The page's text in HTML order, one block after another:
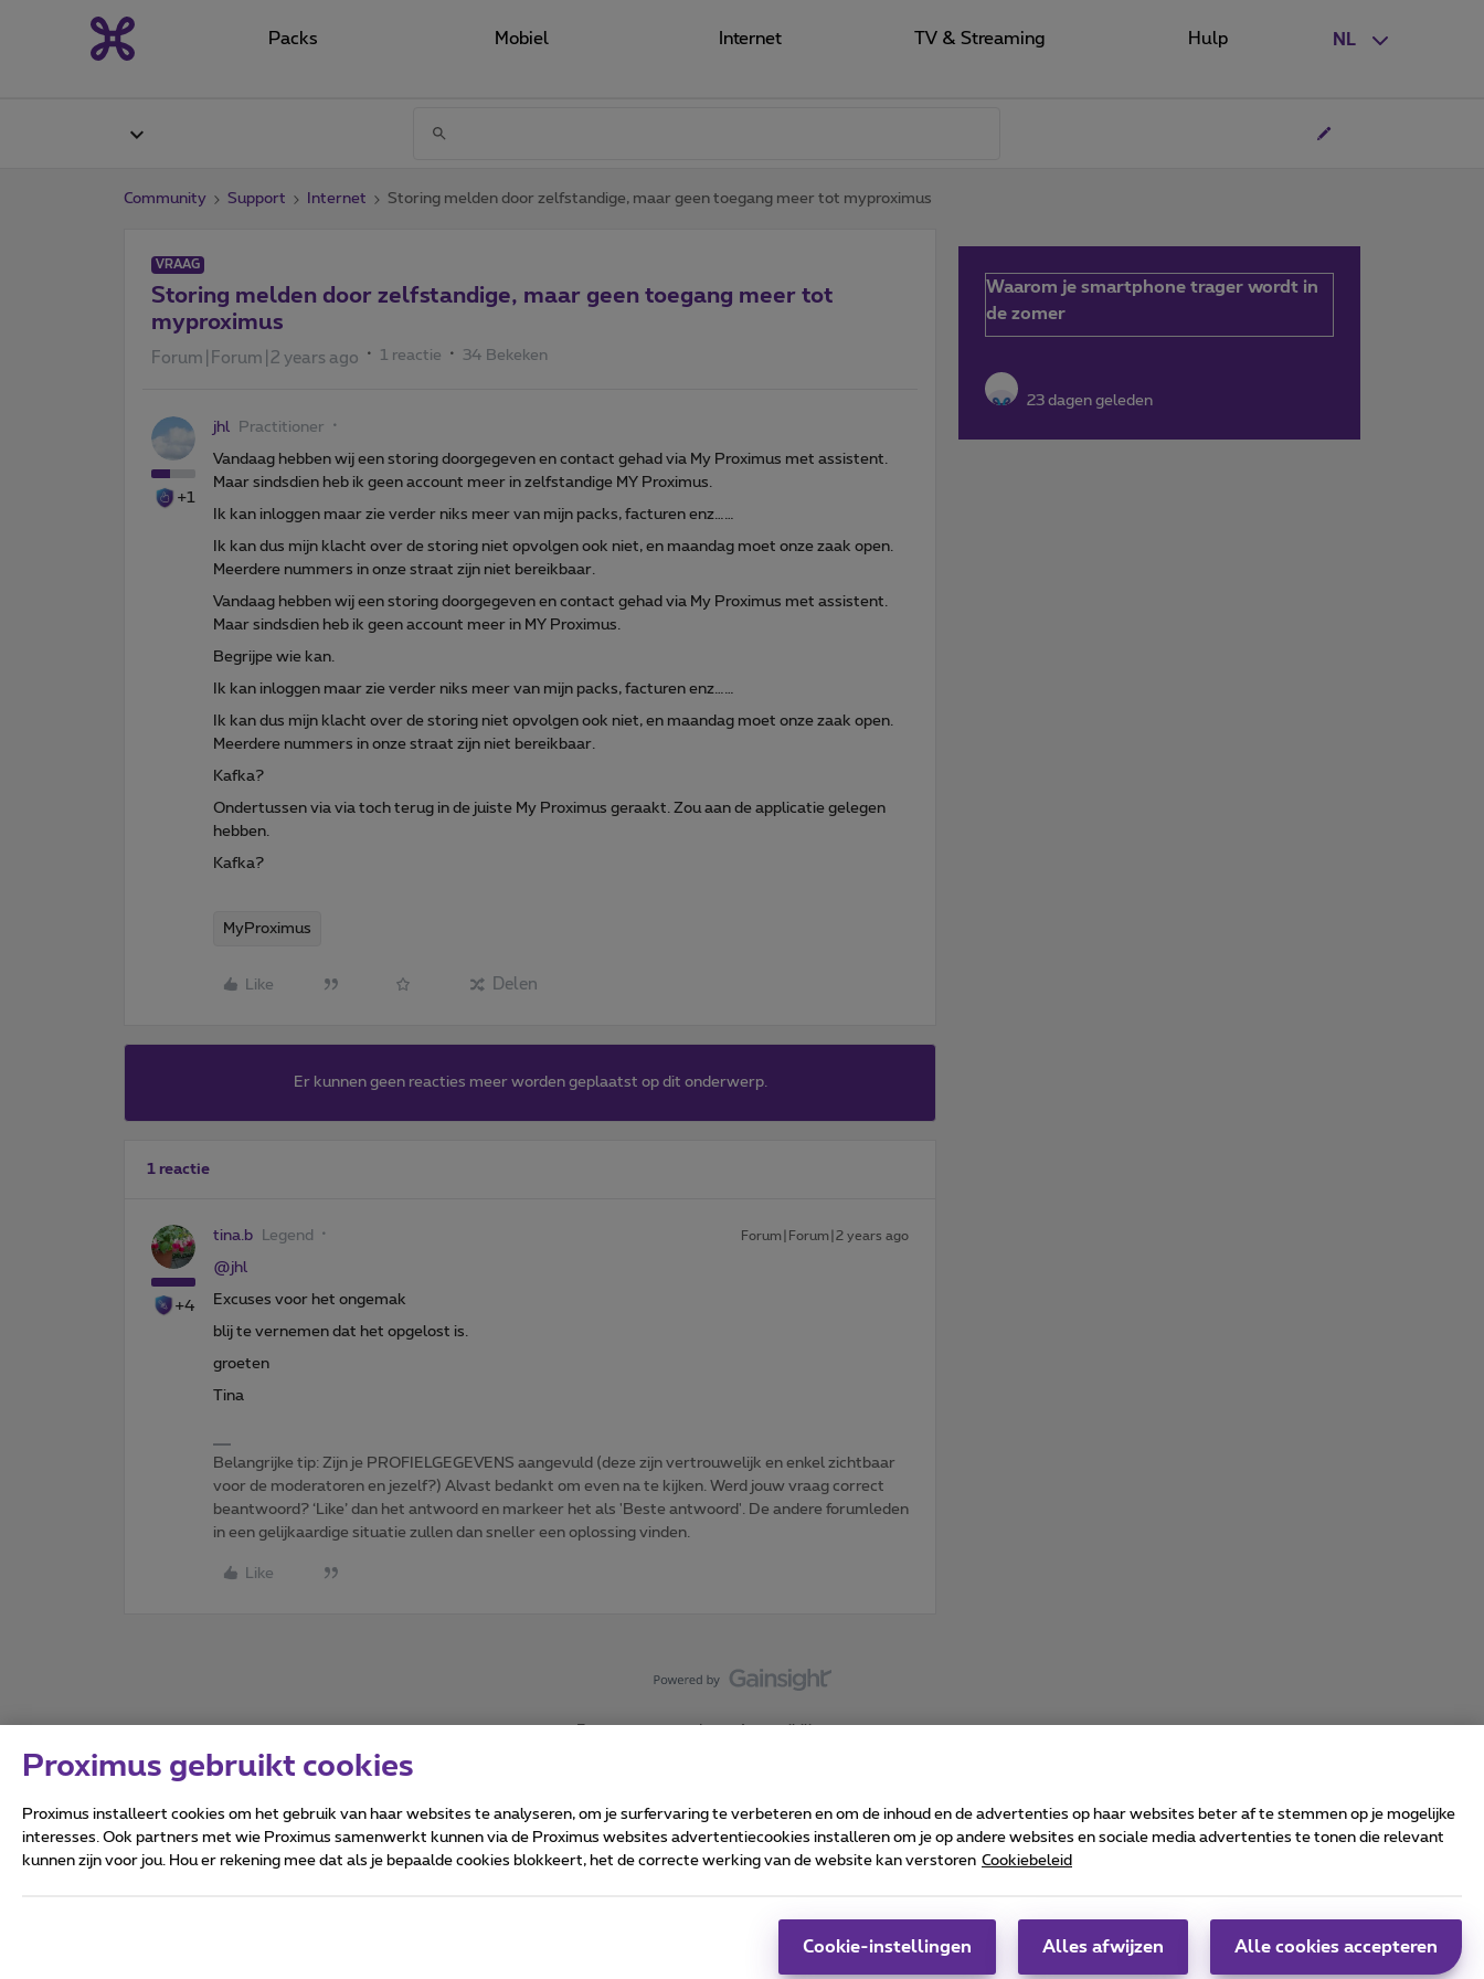
NL
Packs Mobiel Internet TV & Streaming Hulp
Community Support Internet Storing melden door zelfstandige, maar geen toegang meer tot myproximus
VRAAG
Storing melden door zelfstandige, maar geen toegang meer tot
myproximus
Forum|Forum|2 years ago 1 reactie 34 Bekeken
+1
jhl Practitioner
Vandaag hebben wij een storing doorgegeven en contact gehad via My Proximus met assistent.
Maar sindsdien heb ik geen account meer in zelfstandige MY Proximus.
Ik kan inloggen maar zie verder niks meer van mijn packs, facturen enz……
Ik kan dus mijn klacht over de storing niet opvolgen ook niet, en maandag moet onze zaak open.
Meerdere nummers in onze straat zijn niet bereikbaar.
Vandaag hebben wij een storing doorgegeven en contact gehad via My Proximus met assistent.
Maar sindsdien heb ik geen account meer in MY Proximus.
Begrijpe wie kan.
Ik kan inloggen maar zie verder niks meer van mijn packs, facturen enz……
Ik kan dus mijn klacht over de storing niet opvolgen ook niet, en maandag moet onze zaak open.
Meerdere nummers in onze straat zijn niet bereikbaar.
Kafka?
Ondertussen via via toch terug in de juiste My Proximus geraakt. Zou aan de applicatie gelegen
hebben.
Kafka?
MyProximus
Like Delen
Er kunnen geen reacties meer worden geplaatst op dit onderwerp.
1 reactie
+4
tina.b Legend Forum|Forum|2 years ago
@jhl
Excuses voor het ongemak
blij te vernemen dat het opgelost is.
groeten
Tina
Belangrijke tip: Zijn je PROFIELGEGEVENS aangevuld (deze zijn vertrouwelijk en enkel zichtbaar
voor de moderatoren en jezelf?) Alvast bedankt om even na te kijken. Werd jouw vraag correct
beantwoord? ‘Like’ dan het antwoord en markeer het als 'Beste antwoord'. De andere forumleden
in een gelijkaardige situatie zullen dan sneller een oplossing vinden.
Like
Waarom je smartphone trager wordt in
de zomer
23 dagen geleden
Forumvoorwaarden Accessibility statement
Alle rechten voorbehouden. ©2026Proximus
Carrier & Wholesale Solutions
Proximus Group
| Telindus
Proximus gebruikt cookies
Proximus installeert cookies om het gebruik van haar websites te analyseren, om je surfervaring te verbeteren en om de inhoud en de advertenties op haar websites beter af te stemmen op je mogelijke
interesses. Ook partners met wie Proximus samenwerkt kunnen via de Proximus websites advertentiecookies installeren om je op andere websites en sociale media advertenties te tonen die relevant
kunnen zijn voor jou. Hou er rekening mee dat als je bepaalde cookies blokkeert, het de correcte werking van de website kan verstoren Cookiebeleid
Cookie-instellingen Alles afwijzen Alle cookies accepteren